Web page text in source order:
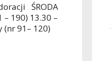
ŚRODA
– 190) 13.30 –
(nr 91– 120)